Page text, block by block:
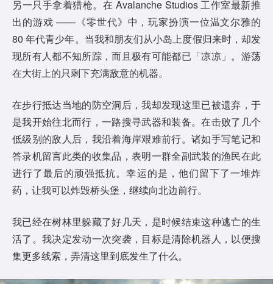
另一只手拿着猎枪。在 Avalanche Studios 工作室最新推
出的游戏 ——《零世代》中，玩家扮演一位温文尔雅的
80 年代青少年。当我和朋友们从小岛上度假归来时，却发
现所有人都不知所踪，而且极有可能都已「凉凉」。游荡
在大街上的只剩下充满敌意的机器。
在步行抵达当地的防空洞后，我却发现这里已被遗弃，于
是我开始往北而行，一路搜寻武器和装备。在击败了几个
低级别的敌人后，我沿着海岸艰难前行。诸如手写笔记和
答录机留言此类的收集品，表明一群全副武装的渔民在此
进行了最后的顽强抵抗。幸运的是，他们留下了一堆炸
药，让我可以炸毁桥头堡，继续向北边前行。
我已经在树林里躲藏了好几天，是时候结束这种逃亡的生
活了。我决定发动一次突袭，目标是清除机器人，以便搜
集更多线索，弄清这里到底发生了什么。